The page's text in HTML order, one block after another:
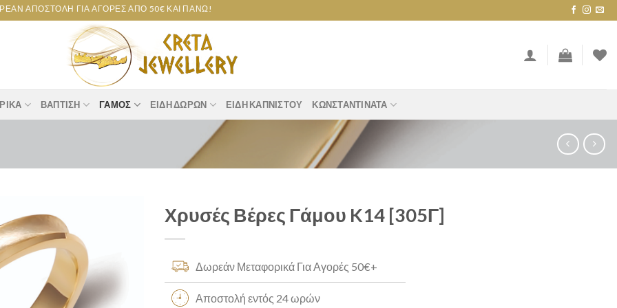
ΑΠΟΣΤΟΛΉ ΓΙΑ ΑΓΟΡΈΣ ΑΠΌ 50€ ΚΑΙ ΠΆΝΩ!
ΒΆΠΤΙΣΗ ΓΆΜΟΣ ΕΊΔΗ ΔΏΡΩΝ ΕΊΔΗ ΚΑΠΝΙΣΤΟΎ ΚΩΝΣΤΑΝΤΙΝΆΤΑ
Χρυσές Βέρες Γάμου K14 [305Γ]
Δωρεάν Μεταφορικά Για Αγορές 50€+
Αποστολή εντός 24 ωρών